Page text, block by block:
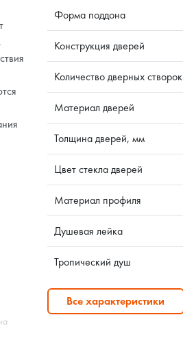
Форма поддона
Конструкция дверей
Количество дверных створок
Материал дверей
Толщина дверей, мм
Цвет стекла дверей
Материал профиля
Душевая лейка
Тропический душ
Все характеристики